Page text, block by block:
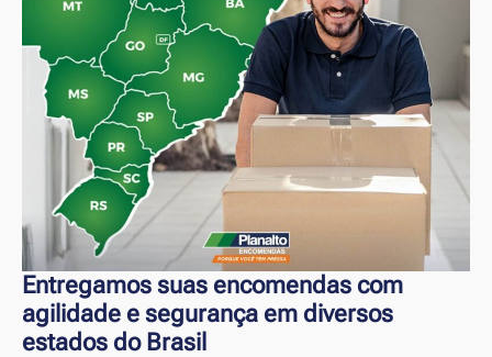
Entregamos suas encomendas com
agilidade e segurança em diversos
estados do Brasil